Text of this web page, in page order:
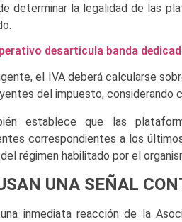
determinar la legalidad de las
desarticula banda
el IVA deberá calcularse
del impuesto, considerando
establece que las
correspondientes a los
régimen habilitado por el
UNA SEÑAL
inmediata reacción de la